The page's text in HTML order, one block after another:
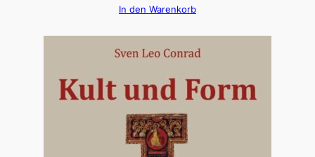
In den Warenkorb